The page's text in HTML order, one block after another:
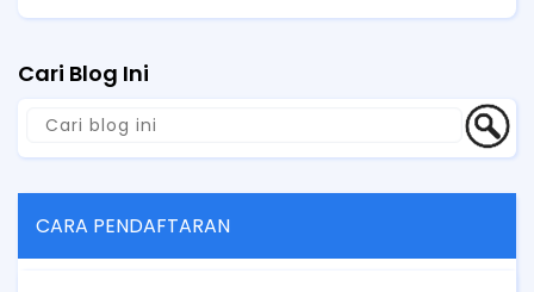
Cari Blog Ini
CARA PENDAFTARAN